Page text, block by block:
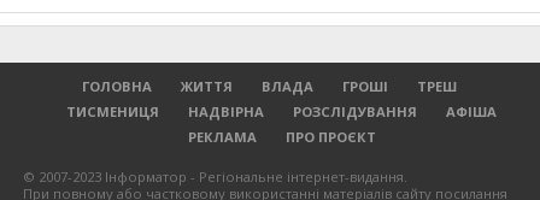
ГОЛОВНА ЖИТТЯ ВЛАДА ГРОШІ
ТРЕШ
ТИСМЕНИЦЯ
НАДВІРНА РОЗСЛІДУВАННЯ
АФІША
РЕКЛАМА
ПРО ПРОЄКТ
© 2007-2023 Інформатор - Регіональне інтернет-видання.
При повному або частковому використанні матеріалів сайту посилання